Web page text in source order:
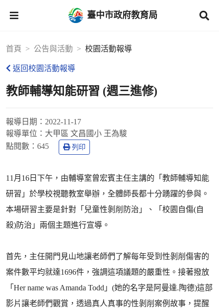
臺中市政府教育局
首頁 公告與活動 校園活動報導
返回校園活動報導
教師輔導知能研習 (週三進修)
報導日期： 2022-11-17
報導單位： 大甲區 文昌國小 王為駿
點閱數： 645 列印
11月16日下午，由輔導室曾宏賓主任主講的「教師輔導知能
研習」於學校視聽教室舉辦，全體師長都十分踴躍的參與。
本場研習主要是針對「兒童性剝削防治」、「校園自傷(自
殺)防治」兩個主題進行宣導。
首先，主任開門見山地讓老師們了解每年受到性剝削傷害的
案件數平均就達1696件，強調這項議題的嚴重性。接著撥放
「Her name was Amanda Todd」(她的名字是阿曼達.陶德)這部
影片讓老師們觀賞，透過真人真事的性剝削案例故事，提醒